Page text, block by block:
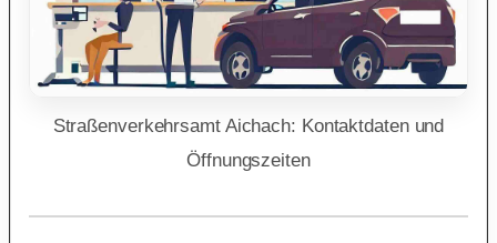
Straßenverkehrsamt Aichach: Kontaktdaten und
Öffnungszeiten